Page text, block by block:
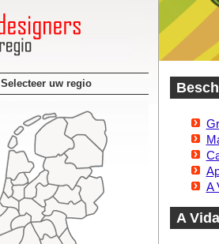
Selecteer uw regio
A
A